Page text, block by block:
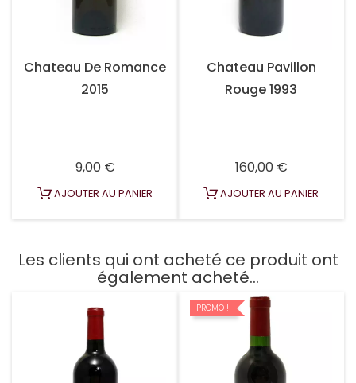
Chateau De Romance
2015
9,00 €Prix
AJOUTER AU PANIER
Chateau Pavillon
Rouge 1993
160,00 €Prix
AJOUTER AU PANIER
Les clients qui ont acheté ce produit ont
également acheté...
PROMO !